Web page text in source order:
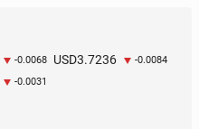
-0.0068 USD3.7236 -0.0084
-0.0031